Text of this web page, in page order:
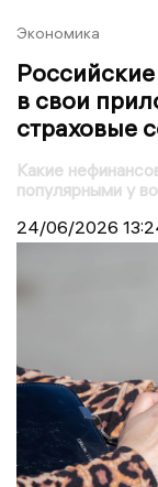
Экономика
в свои
страховые
Какие
популярными у
24/06/2026